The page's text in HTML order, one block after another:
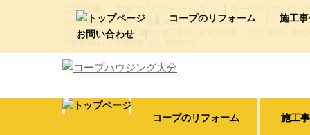
住宅診断｜大分のリフォームなら【コープハウジン
大分県知事許可（般-3）第11740号
【建築工事業・屋根工事業・管工事業・防水工事業・大工工事業・電
コープのリフォーム 施工
コープのリフォーム 施工
新築・リノベーション・大型改装 浴
動画ギャラリー
代表ご挨拶・経営理念 会社概要
お問い合わせ